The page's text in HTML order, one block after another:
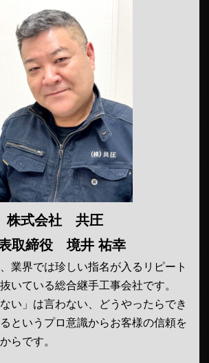
業界では珍しい指名が入るリピート
いている総合継手工事会社です。
い」は言わない、どうやったらでき
というプロ意識からお客様の信頼を
らです。
株式会社 共圧
取締役 境井 祐幸